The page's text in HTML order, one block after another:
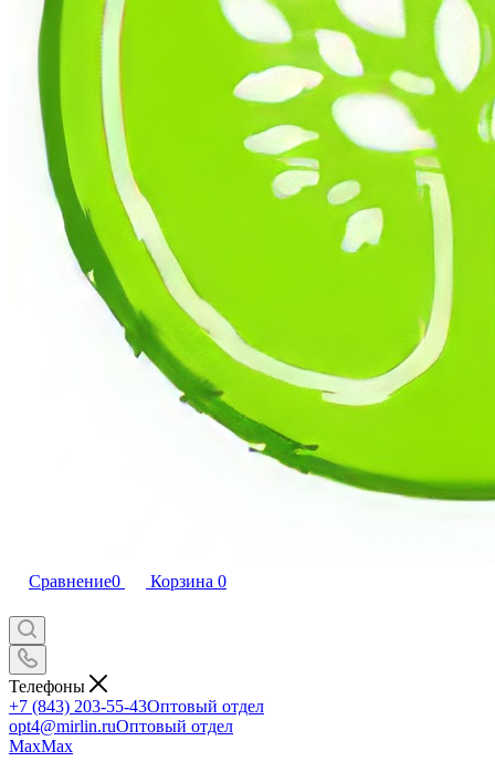
Сравнение0 Корзина 0
Телефоны
+7 (843) 203-55-43Оптовый отдел
opt4@mirlin.ruОптовый отдел
MaxMax